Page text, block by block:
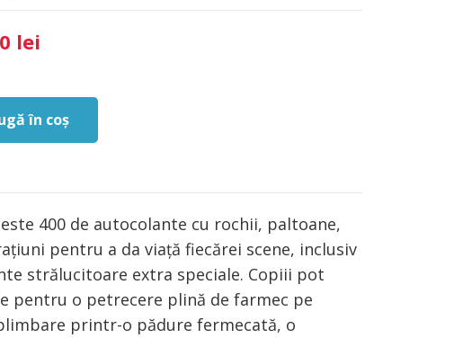
lei.
lei
este:
52,00 lei.
în coș
400 de autocolante cu rochii, paltoane,
pentru a da viață fiecărei scene, inclusiv
strălucitoare extra speciale. Copiii pot
pentru o petrecere plină de farmec pe
printr-o pădure fermecată, o